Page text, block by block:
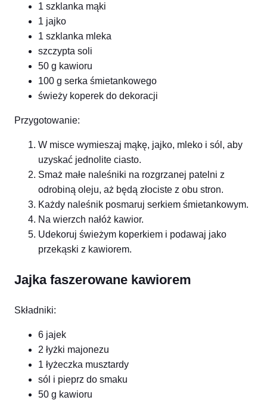
1 szklanka mąki
1 jajko
1 szklanka mleka
szczypta soli
50 g kawioru
100 g serka śmietankowego
świeży koperek do dekoracji
Przygotowanie:
W misce wymieszaj mąkę, jajko, mleko i sól, aby
uzyskać jednolite ciasto.
Smaż małe naleśniki na rozgrzanej patelni z
odrobiną oleju, aż będą złociste z obu stron.
Każdy naleśnik posmaruj serkiem śmietankowym.
Na wierzch nałóż kawior.
Udekoruj świeżym koperkiem i podawaj jako
przekąski z kawiorem.
Jajka faszerowane kawiorem
Składniki:
6 jajek
2 łyżki majonezu
1 łyżeczka musztardy
sól i pieprz do smaku
50 g kawioru